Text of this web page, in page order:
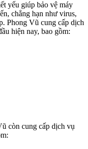
yếu giúp bảo vệ máy
chẳng hạn như virus,
Phong Vũ cung cấp dịch
hiện nay, bao gồm:
còn cung cấp dịch vụ